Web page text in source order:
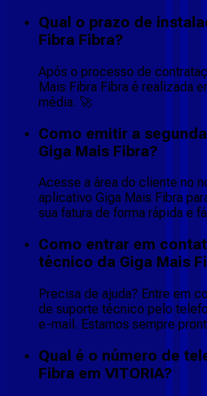
Qual o prazo de
Fibra Fibra?
Após o processo de
Mais Fibra Fibra é realizada
média. 🚀
Como emitir a
Giga Mais Fibra?
Acesse a área do cliente no
aplicativo Giga Mais Fibra
sua fatura de forma rápida e
Como entrar em
técnico da Giga Mais
Precisa de ajuda? Entre em
de suporte técnico pelo
e-mail. Estamos sempre
Qual é o número de
Fibra em VITORIA?